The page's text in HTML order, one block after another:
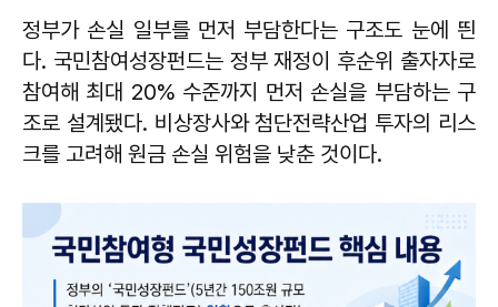
정부가 손실 일부를 먼저 부담한다는 구조도 눈에 띈
다. 국민참여성장펀드는 정부 재정이 후순위 출자자로
참여해 최대 20% 수준까지 먼저 손실을 부담하는 구
조로 설계됐다. 비상장사와 첨단전략산업 투자의 리스
크를 고려해 원금 손실 위험을 낮춘 것이다.